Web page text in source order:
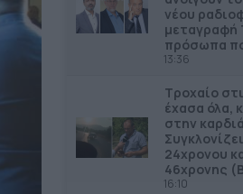
ΔΗΜΟΙ
Αναστολή
παιδικών χαρών
ΠΕΡΙΦΕΡΕΙΕΣ
Η ενίσχυση της
βιομηχανίας
Περιφερειακής
νέου
μεταγραφή
πρόσωπα
13:36
Τροχαίο
έχασα όλα,
στην
24χρονου
46χρονης
16:10